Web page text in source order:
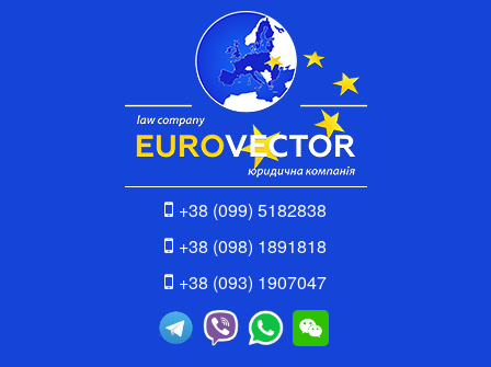
+38 (099) 5182838
+38 (098) 1891818
+38 (093) 1907047